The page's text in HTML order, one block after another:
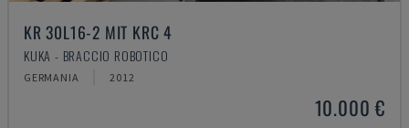
KR 30L16-2 MIT KRC 4
KUKA - BRACCIO ROBOTICO
GERMANIA 2012
10.000 €